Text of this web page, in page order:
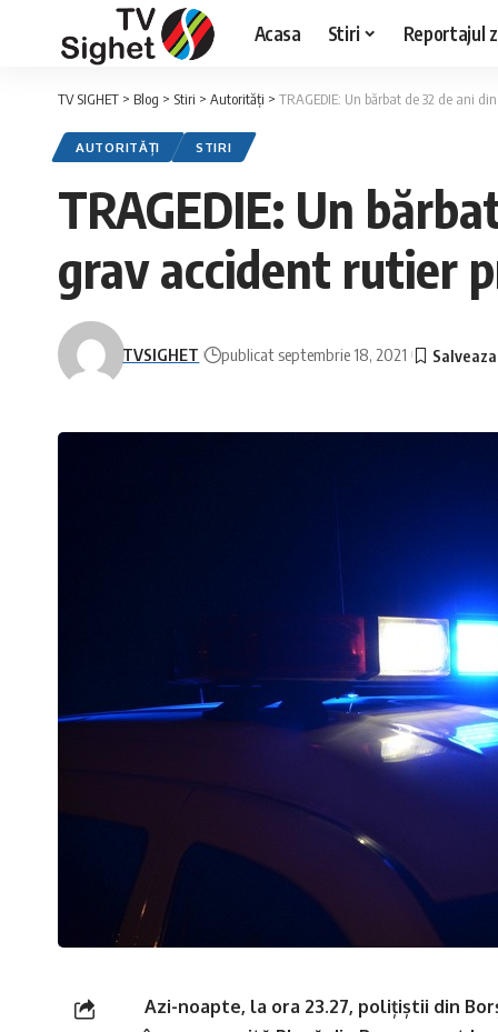
Acasa Stiri Reportajul
TV SIGHET > Blog > Stiri > Autorități > TRAGEDIE: Un bărbat de 32 de ani
AUTORITĂȚI STIRI
TRAGEDIE: Un
grav accident rutier
TVSIGHET publicat septembrie 18, 2021
Azi-noapte, la ora 23.27, polițiștii din